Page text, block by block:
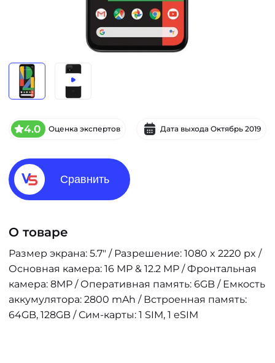
4.0 Оценка экспертов Дата выхода Октябрь 2019
Сравнить
О товаре
Размер экрана: 5.7" / Разрешение: 1080 x 2220 px /
Основная камера: 16 MP & 12.2 MP / Фронтальная
камера: 8MP / Оперативная память: 6GB / Емкость
аккумулятора: 2800 mAh / Встроенная память:
64GB, 128GB / Сим-карты: 1 SIM, 1 eSIM